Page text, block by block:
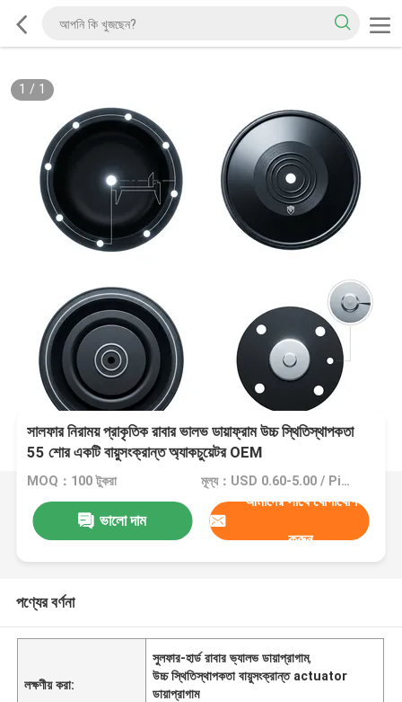
1 / 1
সালফার নিরাময় প্রাকৃতিক রাবার ভালভ ডায়াফ্রাম উচ্চ স্থিতিস্থাপকতা
55 শোর একটি বায়ুসংক্রান্ত অ্যাকচুয়েটর OEM
MOQ：100 টুকরা মূল্য：USD 0.60-5.00 / Piece
ভালো দাম
আমাদের সাথে যোগাযোগ
করুন
পণ্যের বর্ণনা
লক্ষণীয় করা:
সুলফার-হার্ড রাবার ভ্যালভ ডায়াপ্রাগাম,
উচ্চ স্থিতিস্থাপকতা বায়ুসংক্রান্ত actuator
ডায়াপ্রাগাম